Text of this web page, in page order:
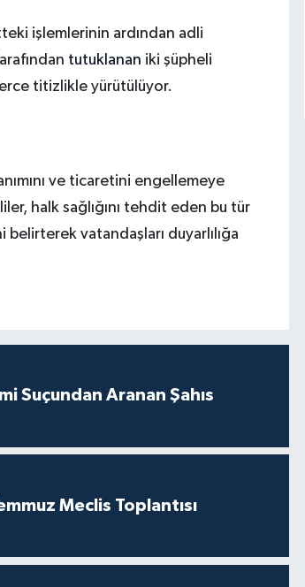
işlemlerinin ardından adli
tutuklanan iki şüpheli
titizlikle yürütülüyor.
ve ticaretini engellemeye
halk sağlığını tehdit eden bu tür
belirterek vatandaşları duyarlılığa
Suçundan Aranan Şahıs
Meclis Toplantısı